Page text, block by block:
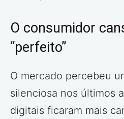
O consumidor
“perfeito”
O mercado percebeu
silenciosa nos últimos
digitais ficaram mais